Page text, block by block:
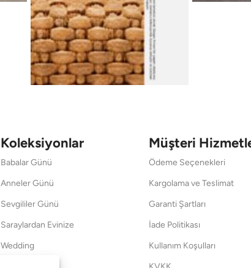
Koleksiyonlar
Babalar Günü
Anneler Günü
Sevgililer Günü
Saraylardan Evinize
Wedding
Müşteri
Ödeme Seçenekleri
Kargolama ve Teslimat
Garanti Şartları
İade Politikası
Kullanım Koşulları